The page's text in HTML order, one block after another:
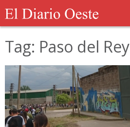
Tag: Paso del Rey